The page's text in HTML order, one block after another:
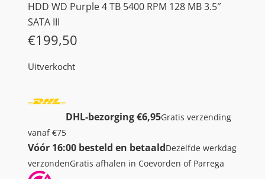
HDD WD Purple 4 TB 5400 RPM 128 MB 3.5″
SATA III
€199,50
Uitverkocht
DHL-bezorging €6,95Gratis verzending
vanaf €75
Vóór 16:00 besteld en betaaldDezelfde werkdag
verzondenGratis afhalen in Coevorden of Parrega